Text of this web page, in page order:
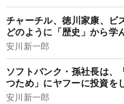
チャーチル、徳川家康、ビ
どのように「歴史」から学
安川新一郎
ソフトバンク・孫社長は、
つため」にヤフーに投資を
安川新一郎